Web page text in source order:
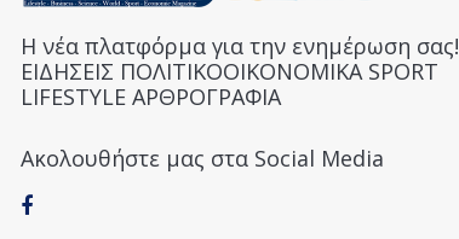
Η νέα πλατφόρμα για την ενημέρωση σας!
ΕΙΔΗΣΕΙΣ ΠΟΛΙΤΙΚΟΟΙΚΟΝΟΜΙΚΑ SPORT
LIFESTYLE ΑΡΘΡΟΓΡΑΦΙΑ
Ακολουθήστε μας στα Social Media